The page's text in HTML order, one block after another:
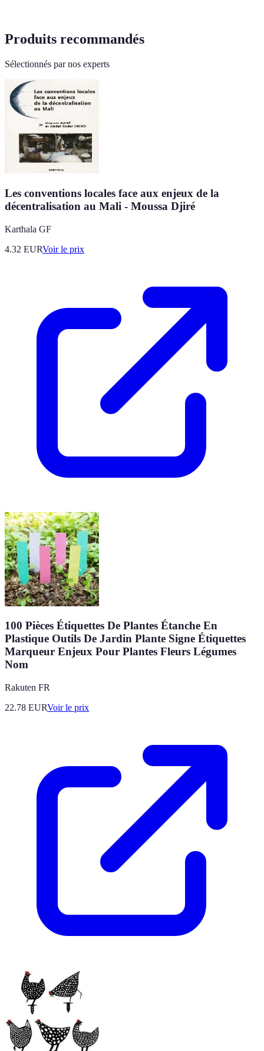
Produits recommandés
Sélectionnés par nos experts
Les conventions locales face aux enjeux de la
décentralisation au Mali - Moussa Djiré
Karthala GF
4.32 EURVoir le prix
100 Pièces Étiquettes De Plantes Étanche En
Plastique Outils De Jardin Plante Signe Étiquettes
Marqueur Enjeux Pour Plantes Fleurs Légumes
Nom
Rakuten FR
22.78 EURVoir le prix